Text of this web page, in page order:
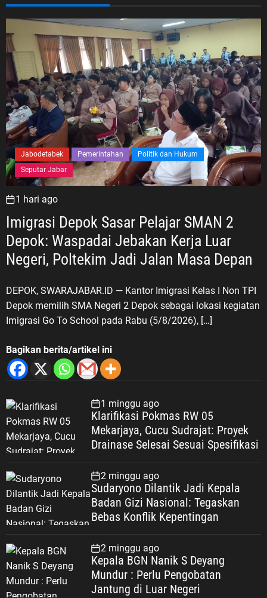
Jabodetabek Pemerintahan
Politik dan Hukum
Seputar Jabar
1 hari ago
Imigrasi Depok Sasar Pelajar SMAN 2
Depok: Waspadai Jebakan Kerja Luar
DEPOK, SWARAJABAR.ID — Kantor Imigrasi Kelas I Non TPI
Depok memilih SMA Negeri 2 Depok sebagai lokasi kegiatan
Imigrasi Go To School pada Rabu (5/8/2026), […]
Bagikan berita/artikel ini
1 minggu ago
Klarifikasi Pokmas RW 05
Mekarjaya, Cucu Sudrajat: Proyek
Drainase Selesai Sesuai Spesifikasi
2 minggu ago
Sudaryono Dilantik Jadi Kepala
Badan Gizi Nasional: Tegaskan
Bebas Konflik Kepentingan
2 minggu ago
Kepala BGN Nanik S Deyang
Mundur : Perlu Pengobatan
Jantung di Luar Negeri